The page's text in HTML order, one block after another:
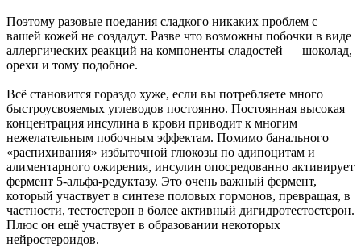
Поэтому разовые поедания сладкого никаких проблем с
вашей кожей не создадут. Разве что возможны побочки в виде
аллергических реакций на компоненты сладостей — шоколад,
орехи и тому подобное.
Всё становится гораздо хуже, если вы потребляете много
быстроусвояемых углеводов постоянно. Постоянная высокая
концентрация инсулина в крови приводит к многим
нежелательным побочным эффектам. Помимо банального
«распихивания» избыточной глюкозы по адипоцитам и
алиментарного ожирения, инсулин опосредованно активирует
фермент 5-альфа-редуктазу. Это очень важный фермент,
который участвует в синтезе половых гормонов, превращая, в
частности, тестостерон в более активный дигидротестостерон.
Плюс он ещё участвует в образовании некоторых
нейростероидов.